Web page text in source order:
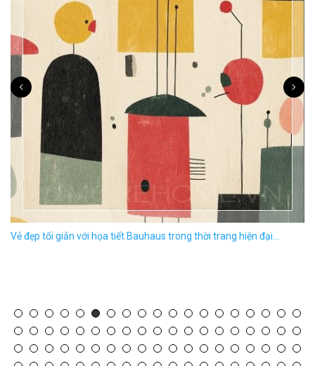
Vẻ đẹp tối giản với họa tiết Bauhaus trong thời trang hiện đại...